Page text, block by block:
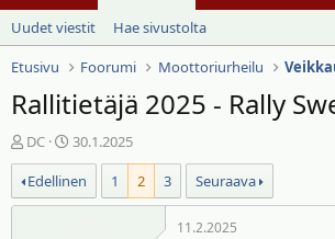
Uudet viestit
Hae sivustolta
Etusivu
Foorumi Moottoriurheilu
Rallitietäjä 2025 - Rally
V
i
e
s
DC
A
l
o
i
30.1.2025
Edellinen
1 2 3 Seuraava
11.2.2025